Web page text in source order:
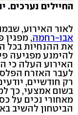
החיילים נערכים.
לאור האירוע,
אבו-רחמה, מפגין
את ההנחיות בכל
להימנע מפגיעה
האירוע העלה כי
לעבר האזרח
רק חודשיים,
בשום אמצעי, כך
מאחורי נכים על
הביטחון להשיב